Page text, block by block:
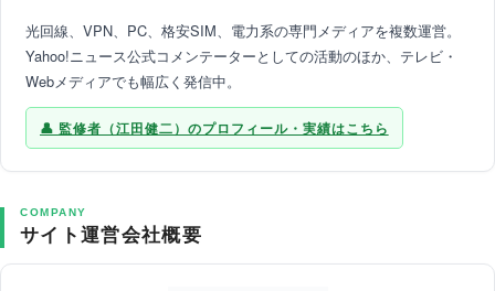
光回線、VPN、PC、格安SIM、電力系の専門メディアを複数運営。
Yahoo!ニュース公式コメンテーターとしての活動のほか、テレビ・
Webメディアでも幅広く発信中。
監修者（江田健二）のプロフィール・実績はこちら
COMPANY
サイト運営会社概要